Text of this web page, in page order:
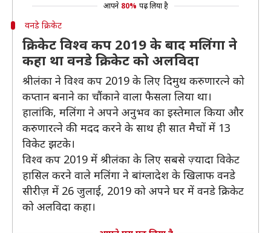
आपने 80% पढ़ लिया है
वनडे क्रिकेट
क्रिकेट विश्व कप 2019 के बाद मलिंगा ने
कहा था वनडे क्रिकेट को अलविदा
श्रीलंका ने विश्व कप 2019 के लिए दिमुथ करुणारत्ने को
कप्तान बनाने का चौंकाने वाला फैसला लिया था।
हालांकि, मलिंगा ने अपने अनुभव का इस्तेमाल किया और
करुणारत्ने की मदद करने के साथ ही सात मैचों में 13
विकेट झटके।
विश्व कप 2019 में श्रीलंका के लिए सबसे ज़्यादा विकेट
हासिल करने वाले मलिंगा ने बांग्लादेश के खिलाफ वनडे
सीरीज़ में 26 जुलाई, 2019 को अपने घर में वनडे क्रिकेट
को अलविदा कहा।